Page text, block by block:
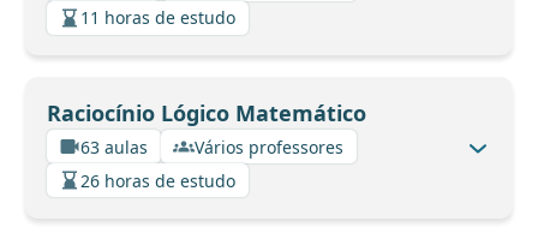
11 horas de estudo
Raciocínio Lógico Matemático
63 aulas
Vários professores
26 horas de estudo